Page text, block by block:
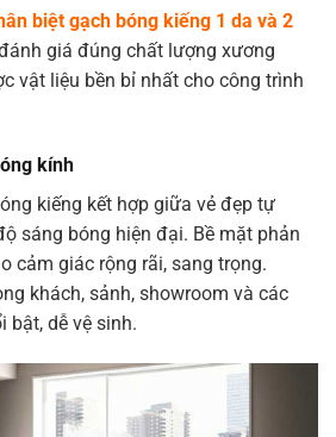
biệt gạch bóng kiếng 1 da và 2
giá đúng chất lượng xương
vật liệu bền bỉ nhất cho công trình
kính
kiếng kết hợp giữa vẻ đẹp tự
sáng bóng hiện đại. Bề mặt phản
cảm giác rộng rãi, sang trọng.
khách, sảnh, showroom và các
bật, dễ vệ sinh.